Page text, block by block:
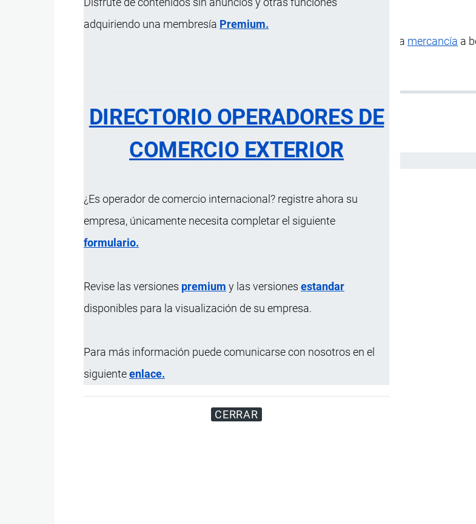
adquiriendo una membresía Premium.
DIRECTORIO OPERADORES DE
COMERCIO EXTERIOR
¿Es operador de comercio internacional? registre ahora su
empresa, únicamente necesita completar el siguiente
formulario.
Revise las versiones premium y las versiones estandar
disponibles para la visualización de su empresa.
Para más información puede comunicarse con nosotros en el
siguienteenlace.
CERRAR
se ocupan en estibar la mercancía a
Actualizado el 8 Septiembre, 2024 Español